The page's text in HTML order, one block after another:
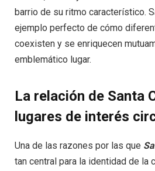
barrio de su ritmo característico.
ejemplo perfecto de cómo
coexisten y se enriquecen
emblemático lugar.
La relación de Santa
lugares de interés
Una de las razones por las que
tan central para la identidad de la